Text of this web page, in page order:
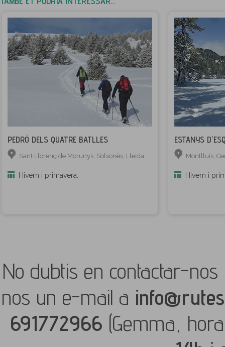
PEDRÓ DELS QUATRE BATLLES
Sant Llorenç de Morunys, Solsonès, Lleida
Hivern i primavera.
ESTANYS
Montlluís,
Hivern i
No dubtis en contactar-
nos un e-mail a
691772966 (Gemma,